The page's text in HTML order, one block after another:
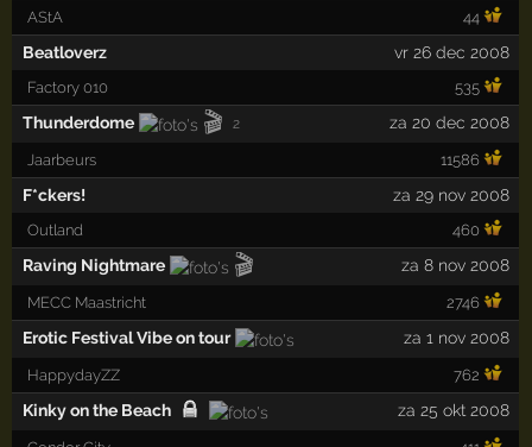
AStA 44
Beatloverz vr 26 dec 2008
Factory 010 535
Thunderdome 🎬 2 za 20 dec 2008
Jaarbeurs 11586
F*ckers! za 29 nov 2008
Outland 460
Raving Nightmare 🎬 za 8 nov 2008
MECC Maastricht 2746
Erotic Festival Vibe on tour za 1 nov 2008
HappydayZZ 762
Kinky on the Beach za 25 okt 2008